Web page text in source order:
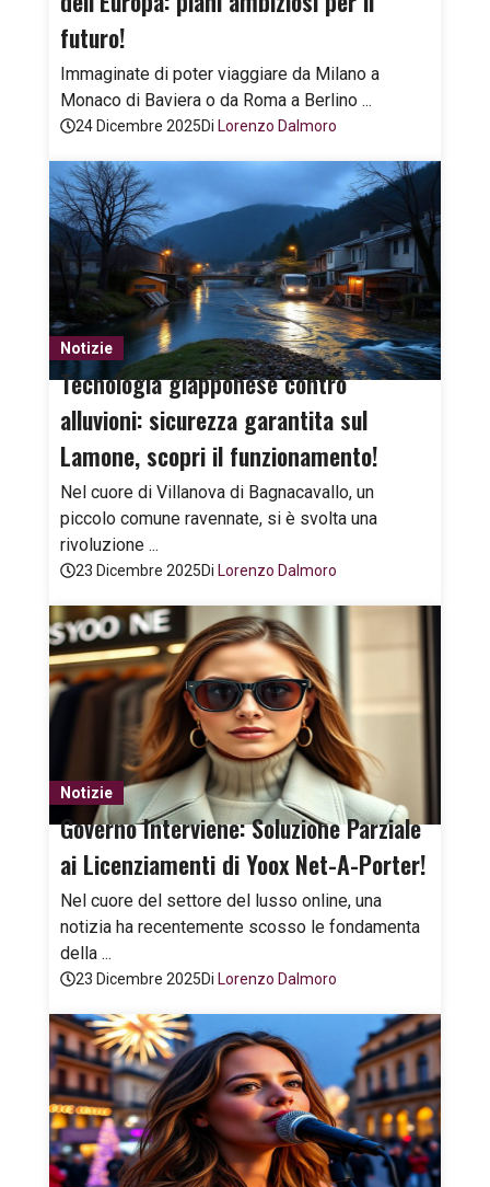
futuro!
Immaginate di poter viaggiare da Milano a
Monaco di Baviera o da Roma a Berlino ...
24 Dicembre 2025Di Lorenzo Dalmoro
Notizie
Tecnologia giapponese contro
alluvioni: sicurezza garantita sul
Lamone, scopri il funzionamento!
Nel cuore di Villanova di Bagnacavallo, un
piccolo comune ravennate, si è svolta una
rivoluzione ...
23 Dicembre 2025Di Lorenzo Dalmoro
Notizie
Governo Interviene: Soluzione Parziale
ai Licenziamenti di Yoox Net-A-Porter!
Nel cuore del settore del lusso online, una
notizia ha recentemente scosso le fondamenta
della ...
23 Dicembre 2025Di Lorenzo Dalmoro